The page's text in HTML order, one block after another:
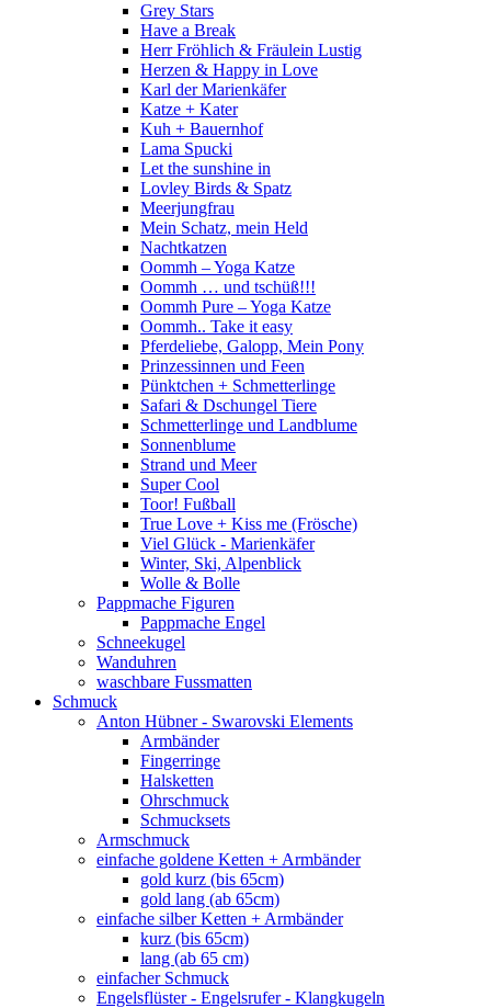
Grey Stars
Have a Break
Herr Fröhlich & Fräulein Lustig
Herzen & Happy in Love
Karl der Marienkäfer
Katze + Kater
Kuh + Bauernhof
Lama Spucki
Let the sunshine in
Lovley Birds & Spatz
Meerjungfrau
Mein Schatz, mein Held
Nachtkatzen
Oommh – Yoga Katze
Oommh … und tschüß!!!
Oommh Pure – Yoga Katze
Oommh.. Take it easy
Pferdeliebe, Galopp, Mein Pony
Prinzessinnen und Feen
Pünktchen + Schmetterlinge
Safari & Dschungel Tiere
Schmetterlinge und Landblume
Sonnenblume
Strand und Meer
Super Cool
Toor! Fußball
True Love + Kiss me (Frösche)
Viel Glück - Marienkäfer
Winter, Ski, Alpenblick
Wolle & Bolle
Pappmache Figuren
Pappmache Engel
Schneekugel
Wanduhren
waschbare Fussmatten
Schmuck
Anton Hübner - Swarovski Elements
Armbänder
Fingerringe
Halsketten
Ohrschmuck
Schmucksets
Armschmuck
einfache goldene Ketten + Armbänder
gold kurz (bis 65cm)
gold lang (ab 65cm)
einfache silber Ketten + Armbänder
kurz (bis 65cm)
lang (ab 65 cm)
einfacher Schmuck
Engelsflüster - Engelsrufer - Klangkugeln